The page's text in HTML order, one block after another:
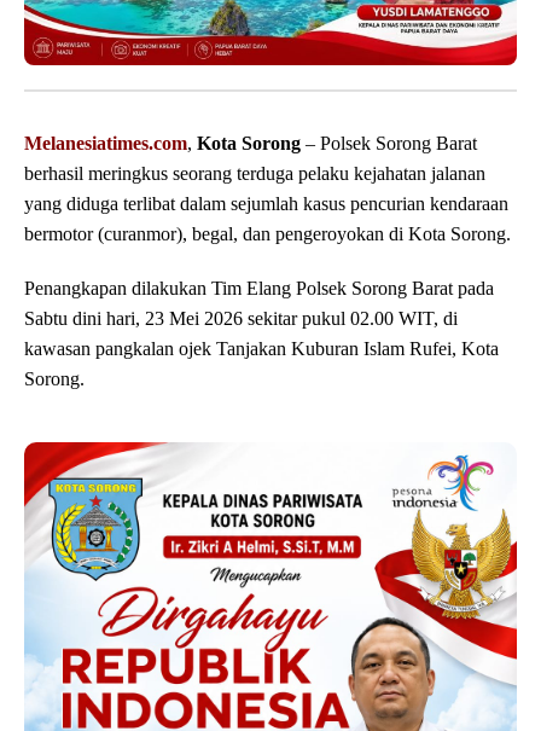
Melanesiatimes.com, Kota Sorong – Polsek Sorong Barat
berhasil meringkus seorang terduga pelaku kejahatan jalanan
yang diduga terlibat dalam sejumlah kasus pencurian kendaraan
bermotor (curanmor), begal, dan pengeroyokan di Kota Sorong.
Penangkapan dilakukan Tim Elang Polsek Sorong Barat pada
Sabtu dini hari, 23 Mei 2026 sekitar pukul 02.00 WIT, di
kawasan pangkalan ojek Tanjakan Kuburan Islam Rufei, Kota
Sorong.